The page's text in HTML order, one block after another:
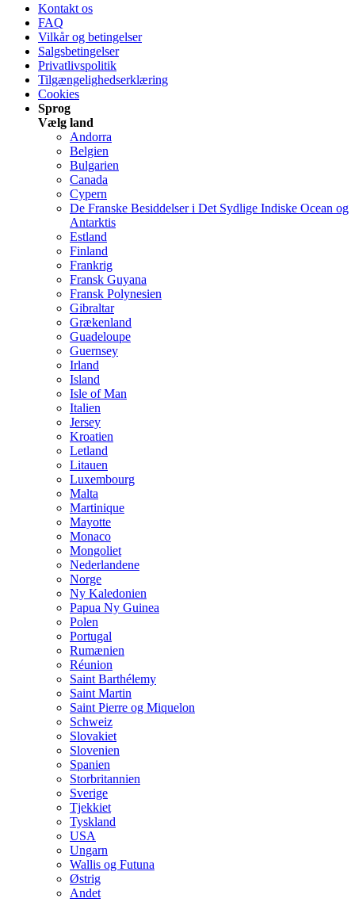
Kontakt os
FAQ
Vilkår og betingelser
Salgsbetingelser
Privatlivspolitik
Tilgængelighedserklæring
Cookies
Sprog
Vælg land
Andorra
Belgien
Bulgarien
Canada
Cypern
De Franske Besiddelser i Det Sydlige Indiske Ocean og
Antarktis
Estland
Finland
Frankrig
Fransk Guyana
Fransk Polynesien
Gibraltar
Grækenland
Guadeloupe
Guernsey
Irland
Island
Isle of Man
Italien
Jersey
Kroatien
Letland
Litauen
Luxembourg
Malta
Martinique
Mayotte
Monaco
Mongoliet
Nederlandene
Norge
Ny Kaledonien
Papua Ny Guinea
Polen
Portugal
Rumænien
Réunion
Saint Barthélemy
Saint Martin
Saint Pierre og Miquelon
Schweiz
Slovakiet
Slovenien
Spanien
Storbritannien
Sverige
Tjekkiet
Tyskland
USA
Ungarn
Wallis og Futuna
Østrig
Andet